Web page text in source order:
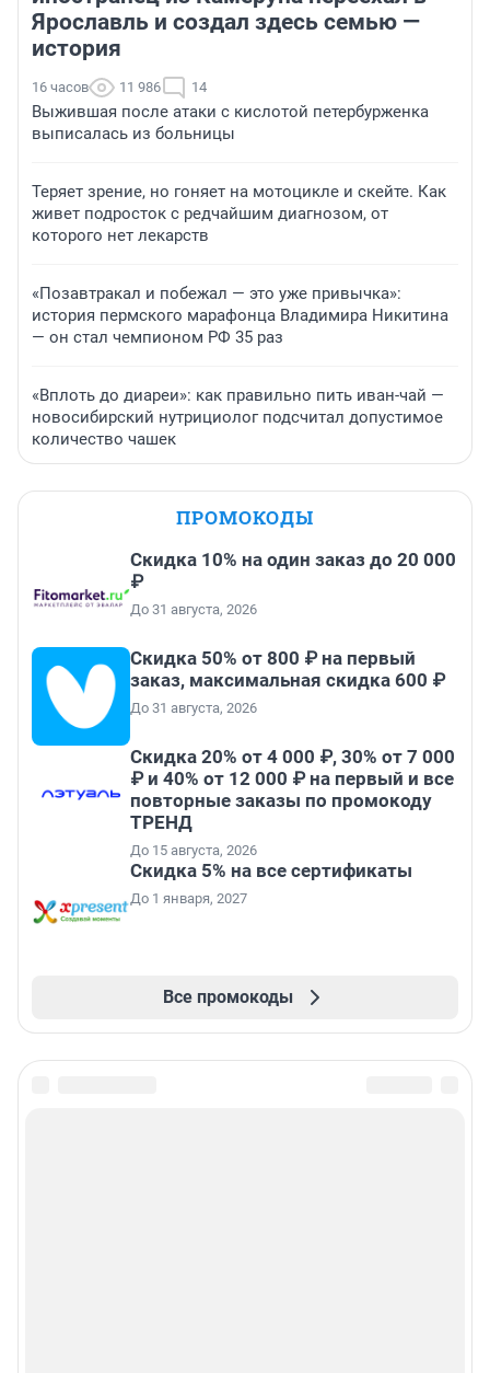
Ярославль и создал здесь семью —
история
16 часов 11 986 14
Выжившая после атаки с кислотой петербурженка
выписалась из больницы
Теряет зрение, но гоняет на мотоцикле и скейте. Как
живет подросток с редчайшим диагнозом, от
которого нет лекарств
«Позавтракал и побежал — это уже привычка»:
история пермского марафонца Владимира Никитина
— он стал чемпионом РФ 35 раз
«Вплоть до диареи»: как правильно пить иван-чай —
новосибирский нутрициолог подсчитал допустимое
количество чашек
ПРОМОКОДЫ
Скидка 10% на один заказ до 20 000
₽
До 31 августа, 2026
Скидка 50% от 800 ₽ на первый
заказ, максимальная скидка 600 ₽
До 31 августа, 2026
Скидка 20% от 4 000 ₽, 30% от 7 000
₽ и 40% от 12 000 ₽ на первый и все
повторные заказы по промокоду
ТРЕНД
До 15 августа, 2026
Скидка 5% на все сертификаты
До 1 января, 2027
Все промокоды